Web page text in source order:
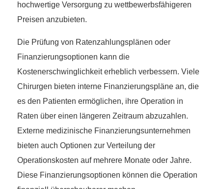
hochwertige Versorgung zu wettbewerbsfähigeren
Preisen anzubieten.
Die Prüfung von Ratenzahlungsplänen oder
Finanzierungsoptionen kann die
Kostenerschwinglichkeit erheblich verbessern. Viele
Chirurgen bieten interne Finanzierungspläne an, die
es den Patienten ermöglichen, ihre Operation in
Raten über einen längeren Zeitraum abzuzahlen.
Externe medizinische Finanzierungsunternehmen
bieten auch Optionen zur Verteilung der
Operationskosten auf mehrere Monate oder Jahre.
Diese Finanzierungsoptionen können die Operation